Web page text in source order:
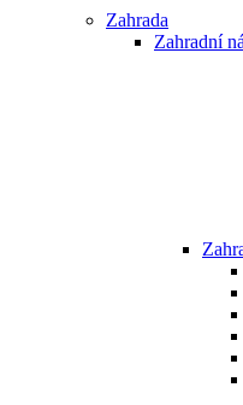
Zahrada
Zahradní